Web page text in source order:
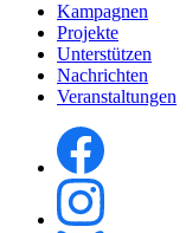
Kampagnen
Projekte
Unterstützen
Nachrichten
Veranstaltungen